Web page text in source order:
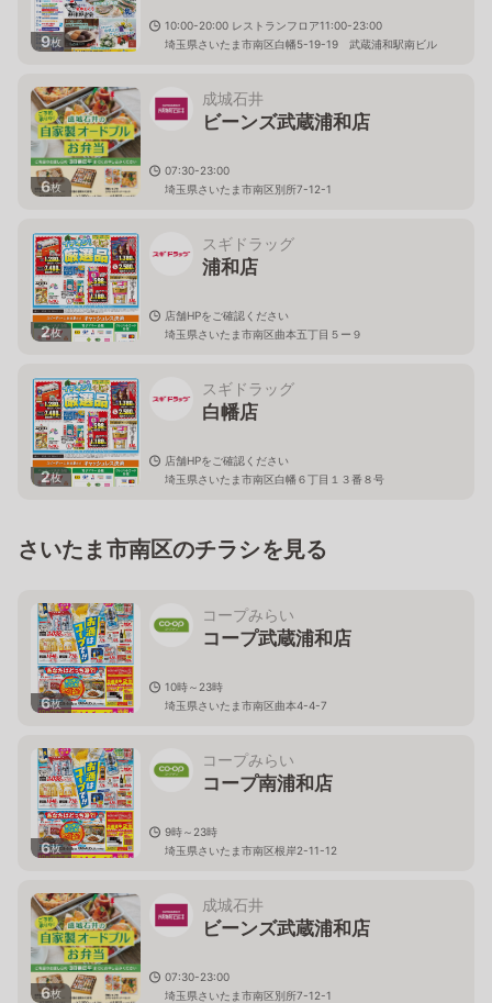
9枚
10:00-20:00 レストランフロア11:00-23:00
埼玉県さいたま市南区白幡5-19-19 武蔵浦和駅南ビル
6枚
成城石井
ビーンズ武蔵浦和店
07:30-23:00
埼玉県さいたま市南区別所7-12-1
2枚
スギドラッグ
浦和店
店舗HPをご確認ください
埼玉県さいたま市南区曲本五丁目５ー９
2枚
スギドラッグ
白幡店
店舗HPをご確認ください
埼玉県さいたま市南区白幡６丁目１３番８号
さいたま市南区のチラシを見る
6枚
コープみらい
コープ武蔵浦和店
10時～23時
埼玉県さいたま市南区曲本4-4-7
6枚
コープみらい
コープ南浦和店
9時～23時
埼玉県さいたま市南区根岸2-11-12
6枚
成城石井
ビーンズ武蔵浦和店
07:30-23:00
埼玉県さいたま市南区別所7-12-1